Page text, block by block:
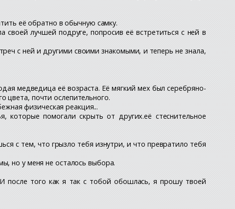
её обратно в обычную самку.
лучшей подруге, попросив её встретиться с ней в
с ней и другими своими знакомыми, и теперь не знала,
медведица её возраста. Её мягкий мех был серебряно-
цвета, почти ослепительного.
физическая реакция...
помогали скрыть от других.её стеснительное
с тем, что грызло тебя изнутри, и что превратило тебя
но у меня не осталось выбора.
после того как я так с тобой обошлась, я прошу твоей